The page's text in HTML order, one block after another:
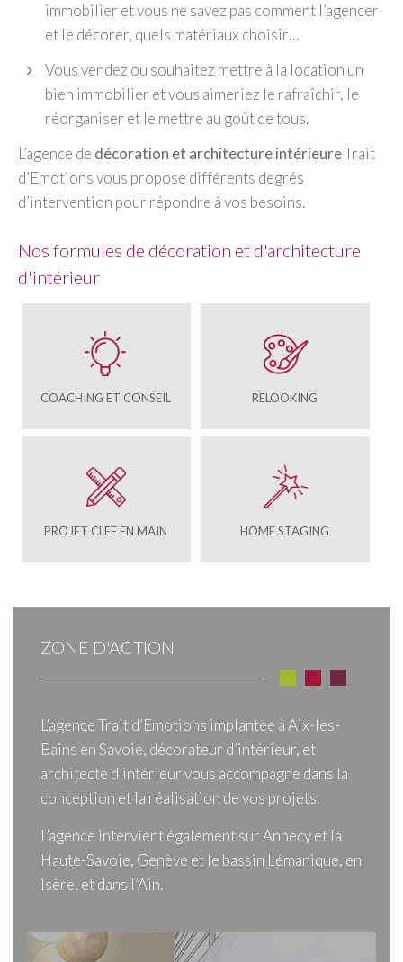
immobilier et vous ne savez pas comment l’agencer
et le décorer, quels matériaux choisir…
Vous vendez ou souhaitez mettre à la location un
bien immobilier et vous aimeriez le rafraîchir, le
réorganiser et le mettre au goût de tous.
L’agence de décoration et architecture intérieureTrait
d’Emotions vous propose différents degrés
d’intervention pour répondre à vos besoins.
Nos formules de décoration et d'architecture
d'intérieur
COACHING ET CONSEIL RELOOKING
PROJET CLEF EN MAIN HOME STAGING
ZONE D'ACTION
L’agence Trait d’Emotions implantée à Aix-les-
Bains en Savoie, décorateur d’intérieur, et
architecte d’intérieur vous accompagne dans la
conception et la réalisation de vos projets.
L’agence intervient également sur Annecy et la
Haute-Savoie, Genève et le bassin Lémanique, en
Isère, et dans l’Ain.